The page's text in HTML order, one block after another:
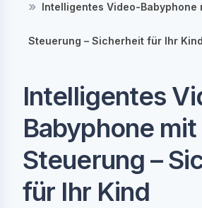
Intelligentes Video-Babyphone
Steuerung – Sicherheit für Ihr Kind
Intelligentes
Babyphone
Steuerung –
für Ihr Kind